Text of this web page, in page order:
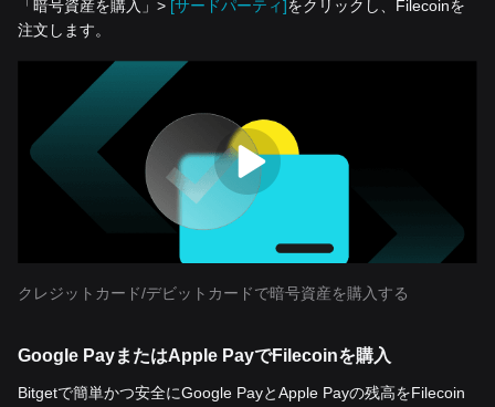
「暗号資産を‌購入」> [サードパーティ]をクリックし、Filecoinを
注文します。
クレジットカード/デビットカードで暗号資産を購入する
Google PayまたはApple PayでFilecoinを購入
Bitgetで簡単かつ安全にGoogle PayとApple Payの残高をFilecoin